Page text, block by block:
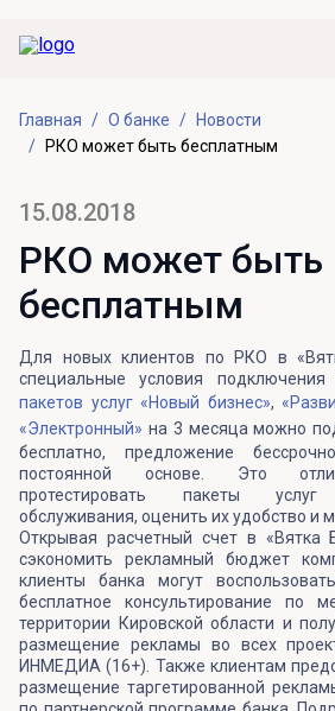
Главная О банке
Новости
РКО может быть бесплатным
15.08.2018
РКО может быть
бесплатным
Для новых клиентов по РКО в
специальные условия
пакетов услуг «Новый бизнес»,
«Электронный» на 3 месяца можно
бесплатно, предложение
постоянной основе. Это
протестировать пакеты услуг
обслуживания, оценить их удобство и
Открывая расчетный счет в
сэкономить рекламный бюджет
клиенты банка могут
бесплатное консультирование по
территории Кировской области и
размещение рекламы во всех
ИНМЕДИА (16+). Также клиентам
размещение таргетированной